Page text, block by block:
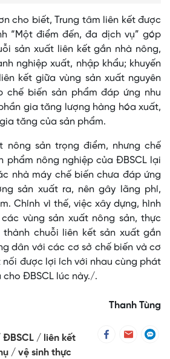
cho biết, Trung tâm liên kết được
“Một điểm đến, đa dịch vụ” góp
sản xuất liên kết gắn nhà nông,
nghiệp xuất, nhập khẩu; khuyến
kết giữa vùng sản xuất nguyên
chế biến sản phẩm đáp ứng nhu
gia tăng lượng hàng hóa xuất,
tăng của sản phẩm.
nông sản trọng điểm, nhưng chế
phẩm nông nghiệp của ĐBSCL lại
nhà máy chế biến chưa đáp ứng
sản xuất ra, nên gây lãng phí,
Chính vì thế, việc xây dựng, hình
vùng sản xuất nông sản, thực
chuỗi liên kết sản xuất gắn
dân với các cơ sở chế biến và cơ
nối được lợi ích với nhau cùng phát
ĐBSCL lúc này./.
Thanh Tùng
ĐBSCL
liên kết
vệ sinh thực